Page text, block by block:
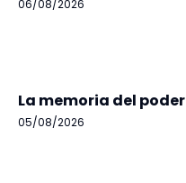
06/08/2026
La memoria del poder
05/08/2026